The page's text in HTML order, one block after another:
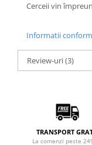
Cerceii vin
Informatii
Review-uri(3)
TRANSPORT
La comenzi peste